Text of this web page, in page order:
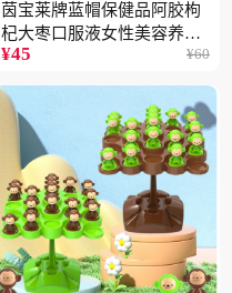
茵宝莱牌蓝帽保健品阿胶枸
杞大枣口服液女性美容养颜
营养品12支装
¥45 ¥60